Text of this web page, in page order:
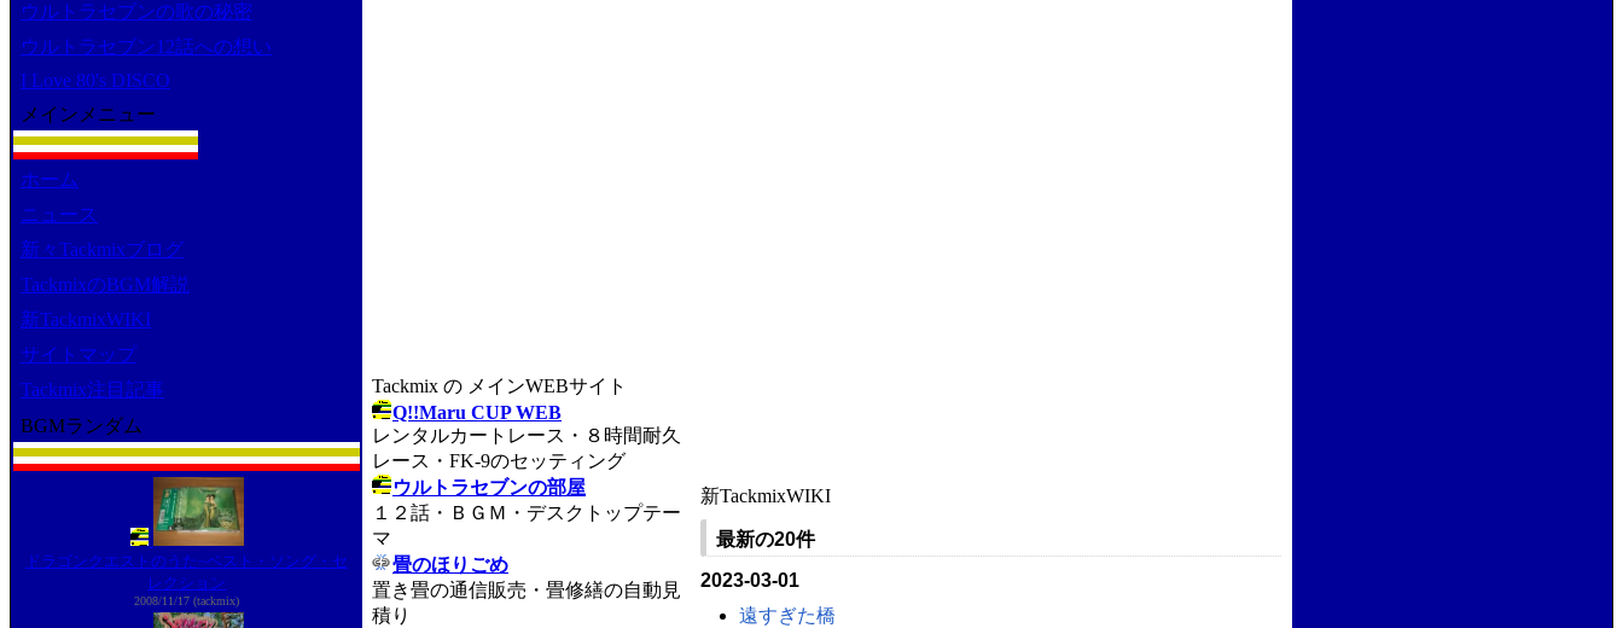
ウルトラセブンの歌の秘密
ウルトラセブン12話への想い
I Love 80's DISCO
メインメニュー
ホーム
ニュース
新々Tackmixブログ
TackmixのBGM解説
新TackmixWIKI
サイトマップ
Tackmix注目記事
BGMランダム
ドラゴンクエストのうた~ベスト・ソング・セ
レクション
2008/11/17 (tackmix)
Tackmix の メインWEBサイト
Q!!Maru CUP WEB
レンタルカートレース・８時間耐久
レース・FK-9のセッティング
ウルトラセブンの部屋
１２話・ＢＧＭ・デスクトップテー
マ
畳のほりごめ
置き畳の通信販売・畳修繕の自動見
積り
新TackmixWIKI
最新の20件
2023-03-01
遠すぎた橋